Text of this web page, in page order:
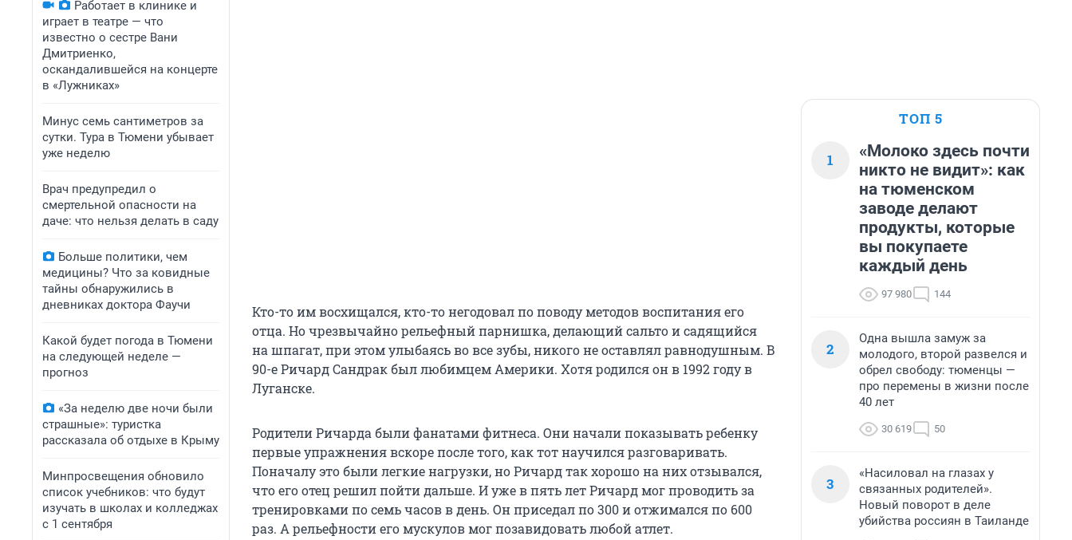
Работает в клинике и
играет в театре — что
известно о сестре Вани
Дмитриенко,
оскандалившейся на концерте
в «Лужниках»
Минус семь сантиметров за
сутки. Тура в Тюмени убывает
уже неделю
Врач предупредил о
смертельной опасности на
даче: что нельзя делать в саду
Больше политики, чем
медицины? Что за ковидные
тайны обнаружились в
дневниках доктора Фаучи
Какой будет погода в Тюмени
на следующей неделе —
прогноз
«За неделю две ночи были
страшные»: туристка
рассказала об отдыхе в Крыму
Минпросвещения обновило
список учебников: что будут
изучать в школах и колледжах
с 1 сентября
Кто-то им восхищался, кто-то негодовал по поводу методов воспитания его
отца. Но чрезвычайно рельефный парнишка, делающий сальто и садящийся
на шпагат, при этом улыбаясь во все зубы, никого не оставлял равнодушным. В
90-е Ричард Сандрак был любимцем Америки. Хотя родился он в 1992 году в
Луганске.
Родители Ричарда были фанатами фитнеса. Они начали показывать ребенку
первые упражнения вскоре после того, как тот научился разговаривать.
Поначалу это были легкие нагрузки, но Ричард так хорошо на них отзывался,
что его отец решил пойти дальше. И уже в пять лет Ричард мог проводить за
тренировками по семь часов в день. Он приседал по 300 и отжимался по 600
раз. А рельефности его мускулов мог позавидовать любой атлет.
ТОП 5
1
«Молоко здесь почти
никто не видит»: как
на тюменском
заводе делают
продукты, которые
вы покупаете
каждый день
97 980 144
2
Одна вышла замуж за
молодого, второй развелся и
обрел свободу: тюменцы —
про перемены в жизни после
40 лет
30 619 50
3
«Насиловал на глазах у
связанных родителей».
Новый поворот в деле
убийства россиян в Таиланде